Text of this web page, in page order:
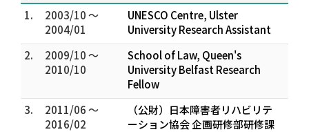
1.
2003/10 ～
2004/01
UNESCO Centre, Ulster
University Research Assistant
2.
2009/10 ～
2010/10
School of Law, Queen's
University Belfast Research
Fellow
3.
2011/06 ～
2016/02
（公財）日本障害者リハビリテ
ーション協会 企画研修部研修課